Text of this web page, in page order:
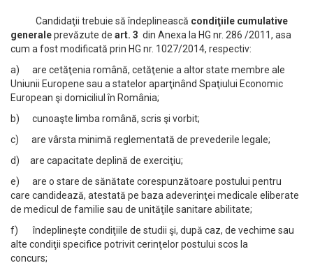
Candidaţii trebuie să îndeplinească condiţiile cumulative
generaleprevăzute de art. 3 din Anexa la HG nr. 286 /2011, asa
cum a fost modificată prin HG nr. 1027/2014, respectiv:
a) are cetăţenia română, cetăţenie a altor state membre ale
Uniunii Europene sau a statelor aparţinând Spaţiului Economic
European şi domiciliul în România;
b) cunoaşte limba română, scris şi vorbit;
c) are vârsta minimă reglementată de prevederile legale;
d) are capacitate deplină de exerciţiu;
e) are o stare de sănătate corespunzătoare postului pentru
care candidează, atestată pe baza adeverinţei medicale eliberate
de medicul de familie sau de unităţile sanitare abilitate;
f) îndeplineşte condiţiile de studii şi, după caz, de vechime sau
alte condiţii specifice potrivit cerinţelor postului scos la
concurs;